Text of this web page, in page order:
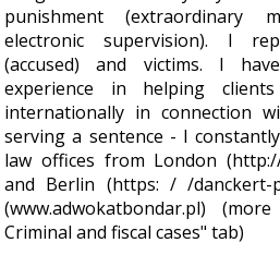
punishment (extraordinary
electronic supervision). I
(accused) and victims. I
experience in helping
internationally in connection
serving a sentence - I
law offices from London (http://
and Berlin (https: / /danckert-
(www.adwokatbondar.pl)
Criminal and fiscal cases" tab)